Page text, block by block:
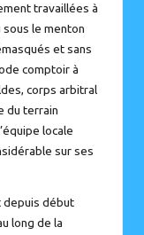
travaillées à
sous le menton
et sans
comptoir à
corps arbitral
du terrain
locale
sur ses
depuis début
long de la